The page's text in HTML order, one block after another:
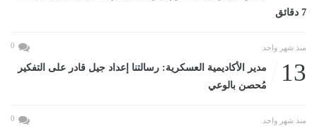
7 دقائق
منذ شهر واحد 0
13
مدير الأكاديمية العسكرية: رسالتنا إعداد جيل قادر على التفكير
مُحصن بالوعي
منذ شهر واحد 0